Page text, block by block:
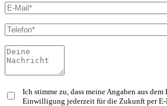
Ich stimme zu, dass meine Angaben aus
Einwilligung jederzeit für die Zukunft per